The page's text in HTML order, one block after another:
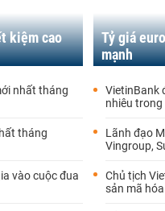
kiệm cao
nhất tháng
tháng
vào cuộc đua
Tỷ giá
mạnh
VietinBank
nhiêu trong
Lãnh đạo
Vingroup,
Chủ tịch
sản mã